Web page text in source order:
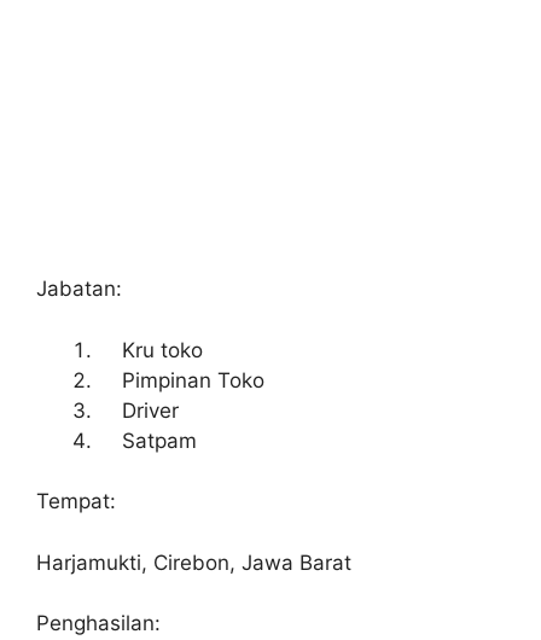
Jabatan:
Kru toko
Pimpinan Toko
Driver
Satpam
Tempat:
Harjamukti, Cirebon, Jawa Barat
Penghasilan: